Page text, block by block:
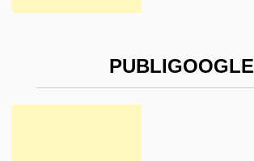
PUBLIGOOGLE